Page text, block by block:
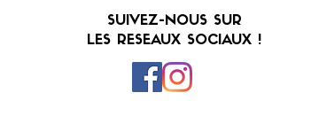
SUIVEZ-NOUS SUR
LES RESEAUX SOCIAUX !